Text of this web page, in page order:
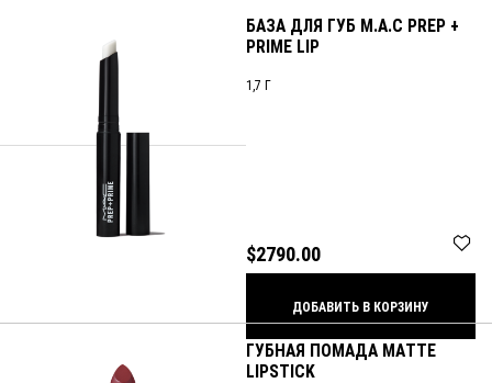
БАЗА ДЛЯ ГУБ M.A.C PREP +
PRIME LIP
1,7 Г
$2790.00
ДОБАВИТЬ В КОРЗИНУ
ГУБНАЯ ПОМАДА MATTE
LIPSTICK